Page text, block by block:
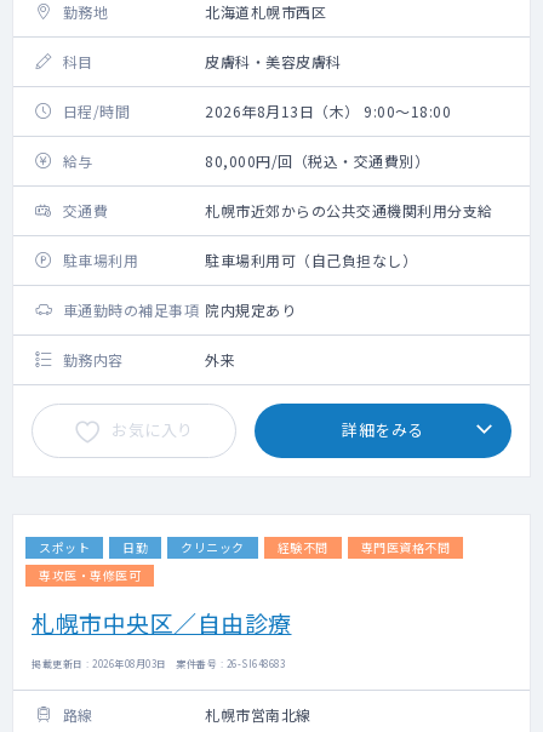
勤務地 北海道札幌市西区
科目 皮膚科・美容皮膚科
日程/時間 2026年8月13日（木） 9:00～18:00
給与 80,000円/回（税込・交通費別）
交通費 札幌市近郊からの公共交通機関利用分支給
駐車場利用 駐車場利用可（自己負担なし）
車通勤時の補足事項 院内規定あり
勤務内容 外来
お気に入り 詳細をみる
スポット 日勤 クリニック 経験不問
専門医資格不問
専攻医・専修医可
札幌市中央区／自由診療
掲載更新日 : 2026年08月03日 案件番号 : 26-SI648683
路線 札幌市営南北線